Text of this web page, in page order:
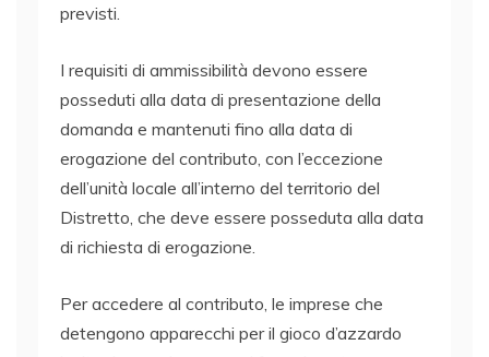
previsti.
I requisiti di ammissibilità devono essere
posseduti alla data di presentazione della
domanda e mantenuti fino alla data di
erogazione del contributo, con l’eccezione
dell’unità locale all’interno del territorio del
Distretto, che deve essere posseduta alla data
di richiesta di erogazione.
Per accedere al contributo, le imprese che
detengono apparecchi per il gioco d’azzardo